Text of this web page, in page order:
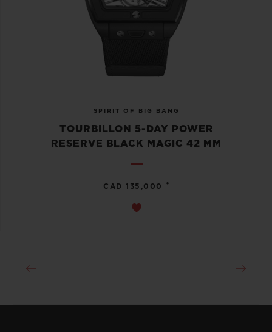
SPIRIT OF BIG BANG
TOURBILLON 5-DAY POWER
RESERVE BLACK MAGIC 42 MM
CAD 135,000 •